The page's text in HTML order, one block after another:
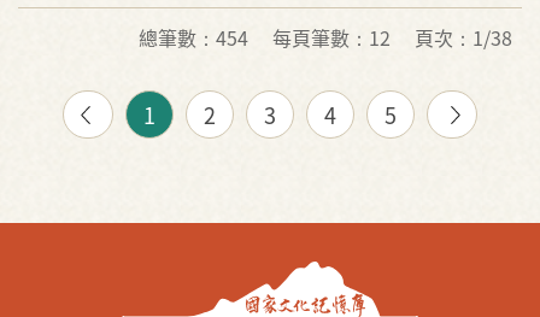
總筆數：454 每頁筆數：12 頁次：1/38
1 2 3 4 5